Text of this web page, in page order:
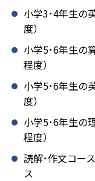
小学3･4年生の
度）
小学5･6年生の
程度）
小学5･6年生の
度）
小学5･6年生の
程度）
読解･作文コー
ス